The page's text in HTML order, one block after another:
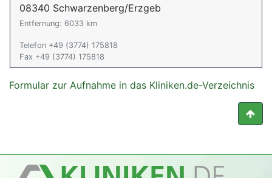
08340 Schwarzenberg/Erzgeb
Entfernung: 6033 km
Telefon +49 (3774) 175818
Fax +49 (3774) 175818
Formular zur Aufnahme in das Kliniken.de-Verzeichnis